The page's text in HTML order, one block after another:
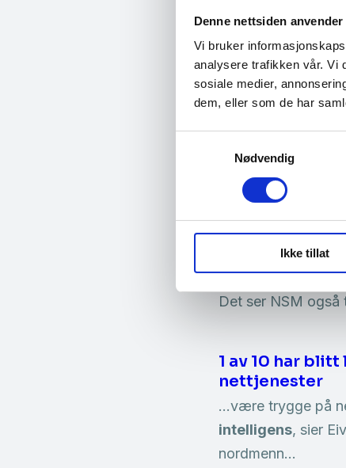
Denne nettsiden
Vi bruker
analysere trafikken vår. Vi
sosiale medier,
dem, eller som de har
Nødvendig
Ikke tillat
Med et økende
konferansen.
kunstig intelligens
Ny rapport fra
…tjenestenekt
advarer Nystrøm.
Det ser NSM
1 av 10 har
nettjenester
…være trygge på
intelligens, sier
nordmenn…